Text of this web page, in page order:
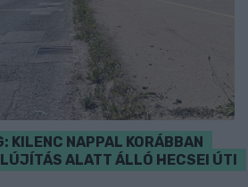
KILENC NAPPAL KORÁBBAN
ALATT ÁLLÓ HECSEI ÚTI